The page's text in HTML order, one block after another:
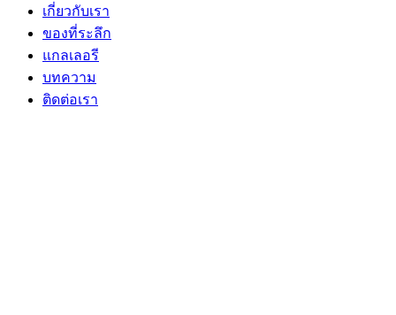
เกี่ยวกับเรา
ของที่ระลึก
แกลเลอรี
บทความ
ติดต่อเรา